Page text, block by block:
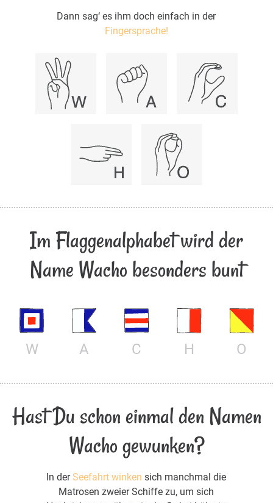
Dann sag‘ es ihm doch einfach in der
Fingersprache!
Im Flaggenalphabet wird der
Name Wacho besonders bunt
W A C H O
Hast Du schon einmal den Namen
Wacho gewunken?
In derSeefahrt winken sich manchmal die
Matrosen zweier Schiffe zu, um sich